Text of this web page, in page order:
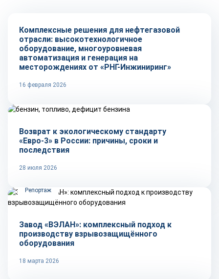
Комплексные решения для нефтегазовой
отрасли: высокотехнологичное
оборудование, многоуровневая
автоматизация и генерация на
месторождениях от «РНГ-Инжиниринг»
16 февраля 2026
Возврат к экологическому стандарту
«Евро-3» в России: причины, сроки и
последствия
28 июля 2026
Репортаж
Завод «ВЭЛАН»: комплексный подход к
производству взрывозащищённого
оборудования
18 марта 2026
Технологии